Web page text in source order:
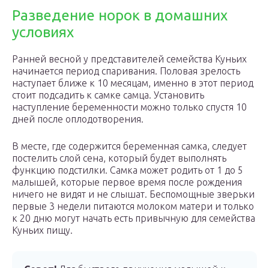
Разведение норок в домашних
условиях
Ранней весной у представителей семейства Куньих
начинается период спаривания. Половая зрелость
наступает ближе к 10 месяцам, именно в этот период
стоит подсадить к самке самца. Установить
наступление беременности можно только спустя 10
дней после оплодотворения.
В месте, где содержится беременная самка, следует
постелить слой сена, который будет выполнять
функцию подстилки. Самка может родить от 1 до 5
малышей, которые первое время после рождения
ничего не видят и не слышат. Беспомощные зверьки
первые 3 недели питаются молоком матери и только
к 20 дню могут начать есть привычную для семейства
Куньих пищу.